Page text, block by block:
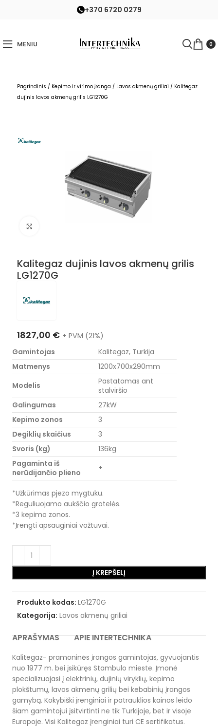
+370 6720 0279
MENIU 0
Pagrindinis / Kepimo ir virimo įranga / Lavos akmenų griliai / Kalitegaz
dujinis lavos akmenų grilis LG1270G
Kalitegaz dujinis lavos akmenų grilis
LG1270G
1827,00 € + PVM (21%)
Gamintojas
Kalitegaz, Turkija
Matmenys
1200x700x290mm
Modelis
Pastatomas ant
stalviršio
Galingumas
27kW
Kepimo zonos
3
Degiklių skaičius
3
Svoris (kg)
136kg
Pagaminta iš
nerūdijančio plieno
+
*Užkūrimas pjezo mygtuku.
*Reguliuojamo aukščio grotelės.
*3 kepimo zonos.
*Įrengti apsauginiai vožtuvai.
Į KREPŠELĮ
Produkto kodas: LG1270G
Kategorija: Lavos akmenų griliai
APRAŠYMAS APIE INTERTECHNIKA
Kalitegaz- pramoninės įrangos gamintojas, gyvuojantis
nuo 1977 m. bei įsikūręs Stambulo mieste. Įmonė
specializuojasi į elektrinių, dujinių viryklių, kepimo
plokštumų, lavos akmenų grilių bei kebabinių įrangos
gamybą. Kokybiški įrenginiai ir patrauklios kainos leido
šiam gamintojui įsitvirtinti ne tik Turkijoje, bet ir visoje
Europoje. Visi Kalitegaz įrenginiai turi CE sertifikatus.